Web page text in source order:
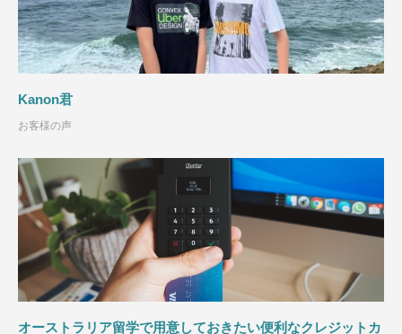
Kanon君
お客様の声
オーストラリア留学で用意しておきたい便利なクレジットカ